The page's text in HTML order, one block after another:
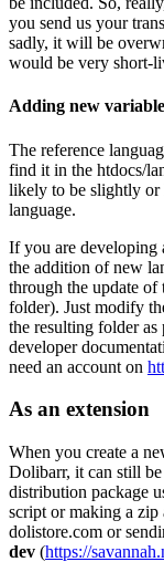
you send us your
sadly, it will be
would be very short-
Adding new
The reference
find it in the htdocs/
likely to be slightly or
language.
If you are developing
the addition of new
through the update of
folder). Just modify
the resulting folder
developer
need an account on
As an extension
When you create a
Dolibarr, it can still be
distribution package
script or making a
dolistore.com or
dev (https://